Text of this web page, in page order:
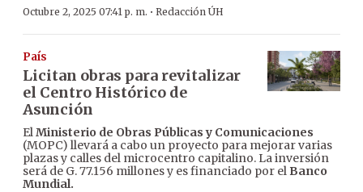
Octubre 2, 2025 07:41 p. m. · Redacción ÚH
País
Licitan obras para revitalizar
el Centro Histórico de
Asunción
ElMinisterio de Obras Públicas y Comunicaciones
(MOPC) llevará a cabo un proyecto para mejorar varias
plazas y calles del microcentro capitalino. La inversión
será de G. 77.156 millones y es financiado por el Banco
Mundial.